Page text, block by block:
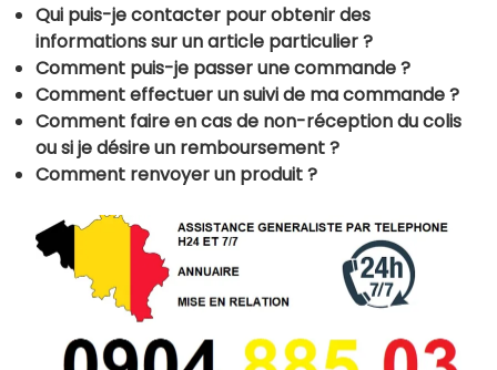
Qui puis-je contacter pour obtenir des
informations sur un article particulier ?
Comment puis-je passer une commande ?
Comment effectuer un suivi de ma commande ?
Comment faire en cas de non-réception du colis
ou si je désire un remboursement ?
Comment renvoyer un produit ?